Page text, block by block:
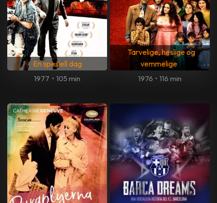
En spesiell dag
1977 • 105 min
Tarvelige, heslige og
vemmelige
1976 • 116 min